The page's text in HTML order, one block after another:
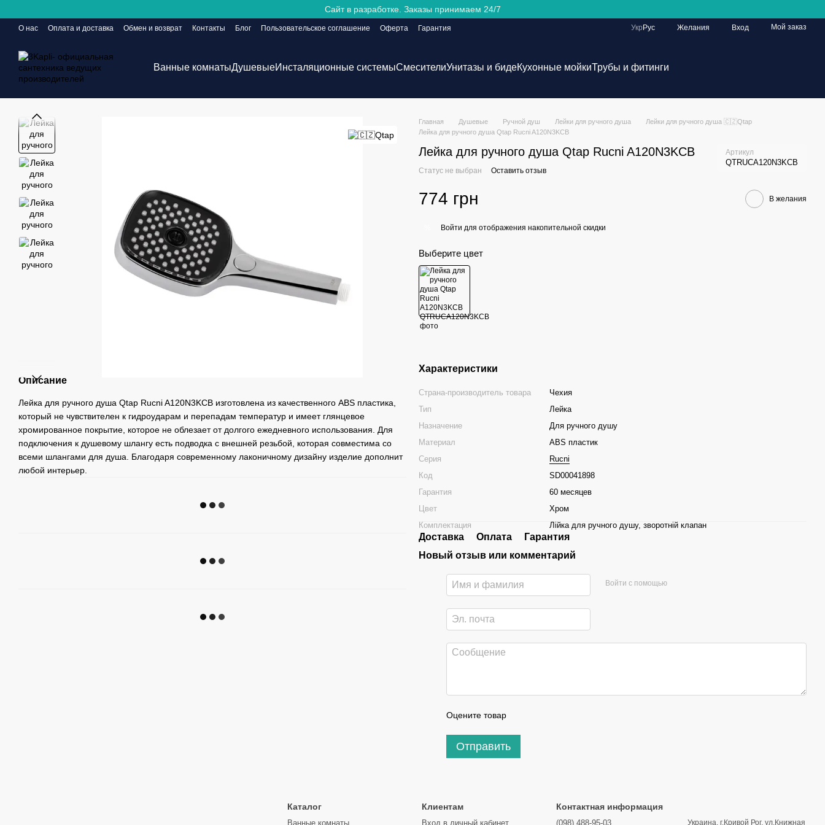
Сайт в разработке. Заказы принимаем 24/7
О нас Оплата и доставка Обмен и возврат Контакты Блог Пользовательское соглашение Оферта
Гарантия
Укр Рус Желания Вход Мой заказ
Ванные комнатыДушевыеИнсталяционные системыСмесителиУнитазы и бидеКухонные мойкиТрубы и фитинги
Описание
Лейка для ручного душа Qtap Rucni A120N3KCB изготовлена из качественного ABS пластика,
который не чувствителен к гидроударам и перепадам температур и имеет глянцевое
хромированное покрытие, которое не облезает от долгого ежедневного использования. Для
подключения к душевому шлангу есть подводка с внешней резьбой, которая совместима со
всеми шлангами для душа. Благодаря современному лаконичному дизайну изделие дополнит
любой интерьер.
Главная Душевые Ручной душ Лейки для ручного душа
Лейки для ручного душа 🇨🇿Qtap
Лейка для ручного душа Qtap Rucni A120N3KCB
Лейка для ручного душа Qtap Rucni A120N3KCB Артикул
QTRUCA120N3KCB
Статус не выбран Оставить отзыв
774 грн В желания
Войти для отображения накопительной скидки
Выберите цвет
Характеристики
Страна-производитель товара
Чехия
Тип
Лейка
Назначение
Для ручного душу
Материал
ABS пластик
Серия
Rucni
Код
SD00041898
Гарантия
60 месяцев
Цвет
Хром
Комплектация
Лійка для ручного душу, зворотній клапан
Доставка Оплата
Гарантия
Новый отзыв или комментарий
Войти с помощью
Оцените товар
Отправить
Каталог
Ванные комнаты
Клиентам
Вход в личный кабинет
Контактная информация
(098) 488-95-03 Украина, г.Кривой Рог, ул.Книжная